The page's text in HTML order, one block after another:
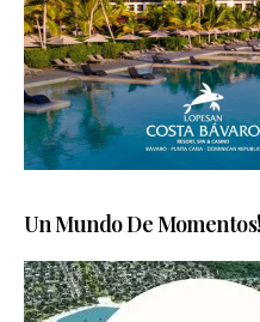
Un Mundo De Momentos!